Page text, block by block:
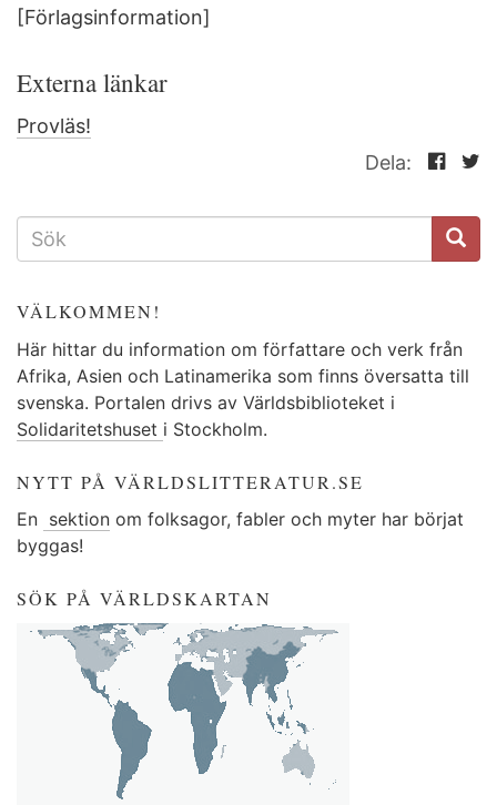
[Förlagsinformation]
Externa länkar
Provläs!
Dela:
SÖKFORMULÄR
VÄLKOMMEN!
Här hittar du information om författare och verk från
Afrika, Asien och Latinamerika som finns översatta till
svenska. Portalen drivs av Världsbiblioteket i
Solidaritetshuset i Stockholm.
NYTT PÅ VÄRLDSLITTERATUR.SE
En sektion om folksagor, fabler och myter har börjat
byggas!
SÖK PÅ VÄRLDSKARTAN